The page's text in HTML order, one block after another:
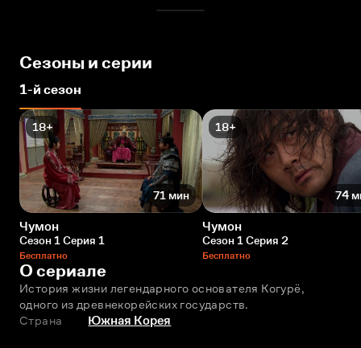
Сезоны и серии
1-й сезон
18+
71 мин
Чумон
Сезон 1 Серия 1
Бесплатно
18+
74
Чумон
Сезон 1 Серия 2
Бесплатно
О сериале
История жизни легендарного основателя Когурё,
одного из древнекорейских государств.
Страна
Южная Корея